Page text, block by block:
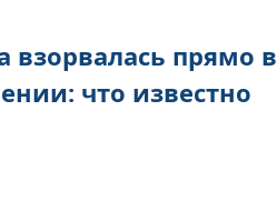
взорвалась прямо в
что известно